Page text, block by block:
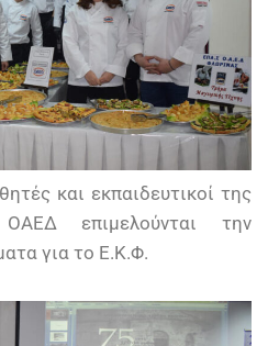
και εκπαιδευτικοί της
επιμελούνται την
για το Ε.Κ.Φ.